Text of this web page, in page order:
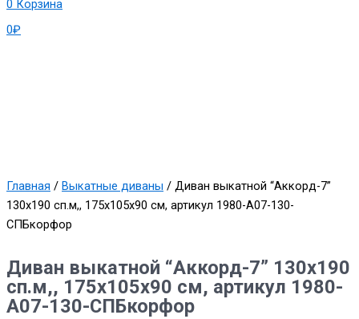
0₽
0 Корзина
Главная / Выкатные диваны / Диван выкатной “Аккорд-7”
130х190 сп.м,, 175х105х90 см, артикул 1980-А07-130-
СПБкорфор
Диван выкатной “Аккорд-7” 130х190
сп.м,, 175х105х90 см, артикул 1980-
А07-130-СПБкорфор